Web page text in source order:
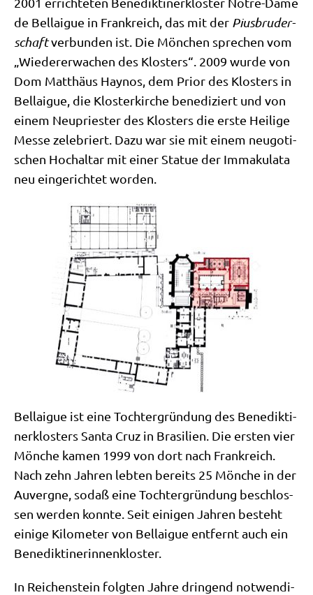
de Bel­lai­gue in Frank­reich, das mit der Pius­bru­der­
schaftver­bun­den ist. Die Mön­chen spre­chen vom
„Wie­der­erwa­chen des Klo­sters“. 2009 wur­de von
Dom Mat­thä­us Hay­nos, dem Pri­or des Klo­sters in
Bel­lai­gue, die Klo­ster­kir­che bene­di­ziert und von
einem Neu­prie­ster des Klo­sters die erste Hei­li­ge
Mes­se zele­briert. Dazu war sie mit einem neu­go­ti­
schen Hoch­al­tar mit einer Sta­tue der Imma­ku­la­ta
neu ein­ge­rich­tet worden.
Bel­lai­gue ist eine Toch­ter­grün­dung des Bene­dik­ti­
ner­klo­sters San­ta Cruz in Bra­si­li­en. Die ersten vier
Mön­che kamen 1999 von dort nach Frank­reich.
Nach zehn Jah­ren leb­ten bereits 25 Mön­che in der
Auver­gne, sodaß eine Toch­ter­grün­dung beschlos­
sen wer­den konn­te. Seit eini­gen Jah­ren besteht
eini­ge Kilo­me­ter von Bel­lai­gue ent­fernt auch ein
Benediktinerinnenkloster.
In Rei­chen­stein folg­ten Jah­re drin­gend not­wen­di­